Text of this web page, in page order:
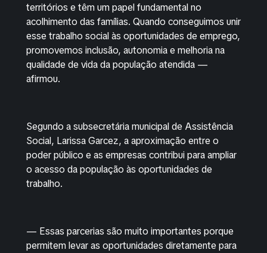
territórios e têm um papel fundamental no
acolhimento das famílias. Quando conseguimos unir
esse trabalho social às oportunidades de emprego,
promovemos inclusão, autonomia e melhoria na
qualidade de vida da população atendida —
afirmou.
Segundo a subsecretária municipal de Assistência
Social, Larissa Garcez, a aproximação entre o
poder público e as empresas contribui para ampliar
o acesso da população às oportunidades de
trabalho.
— Essas parcerias são muito importantes porque
permitem levar as oportunidades diretamente para